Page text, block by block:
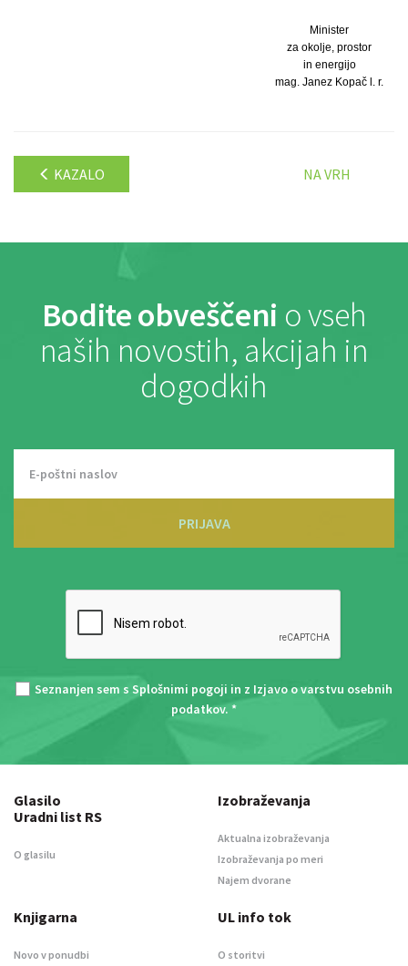
Minister
za okolje, prostor
in energijo
mag. Janez Kopač l. r.
KAZALO NA VRH
Bodite obveščeni o vseh
naših novostih, akcijah in
dogodkih
PRIJAVA
Seznanjen sem s Splošnimi pogoji in z Izjavo o varstvu osebnih
podatkov. *
Glasilo
Uradni list RS
O glasilu
Izobraževanja
Aktualna izobraževanja
Izobraževanja po meri
Najem dvorane
Knjigarna
Novo v ponudbi
UL info tok
O storitvi